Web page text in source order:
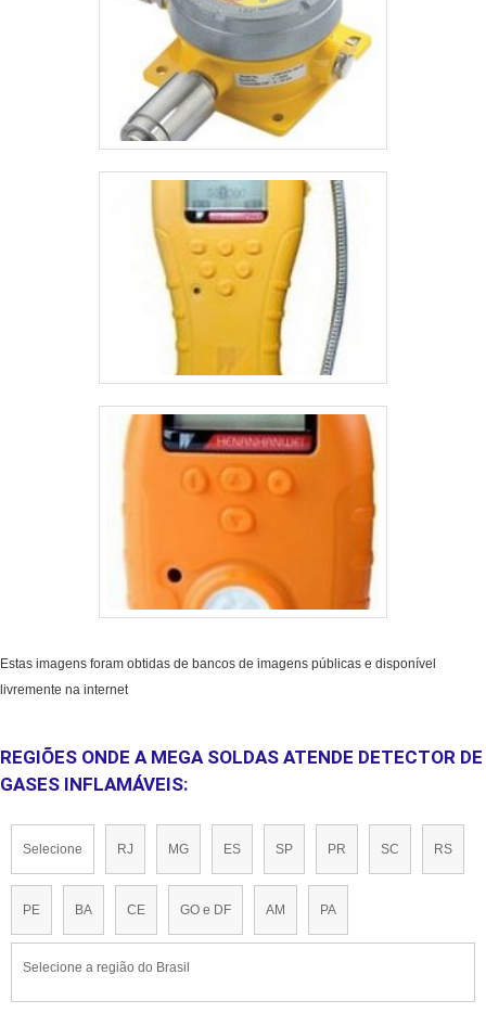
Estas imagens foram obtidas de bancos de imagens públicas e disponível
livremente na internet
REGIÕES ONDE A MEGA SOLDAS ATENDE DETECTOR DE
GASES INFLAMÁVEIS:
Selecione RJ MG ES SP PR SC RS
PE BA CE GO e DF AM PA
Selecione a região do Brasil